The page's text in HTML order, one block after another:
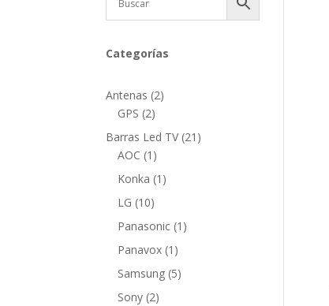
Categorías
Antenas 22
GPS 22
productos
Barras Led TV 21 21
AOC 1 1
producto
Konka 1 1
LG 1010
productos
Panasonic 1 1
Panavox 1 1
producto
Samsung 55
Sony 22